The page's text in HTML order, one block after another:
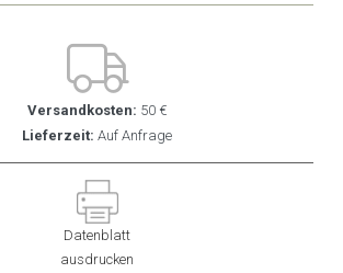
Versandkosten: 50 €
Lieferzeit: Auf Anfrage
Datenblatt
ausdrucken